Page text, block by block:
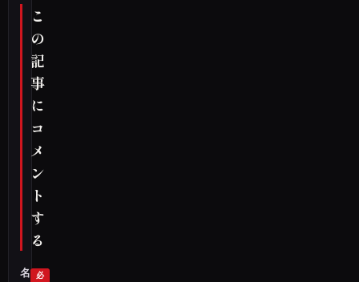
こ
の
記
事
に
コ
メ
ン
ト
す
る
名